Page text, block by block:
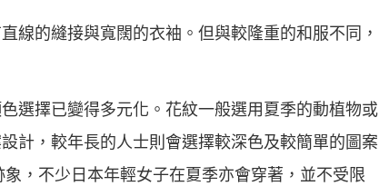
線的縫接與寬闊的衣袖。但與較隆重的和服不同，
選擇已變得多元化。花紋一般選用夏季的動植物或
計，較年長的人士則會選擇較深色及較簡單的圖案
，不少日本年輕女子在夏季亦會穿著，並不受限